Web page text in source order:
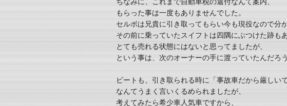
ちなみに、これまで自動車税の還付なんて案内、
もらった事は一度もありませんでした。
セルボは兄貴に引き取ってもらい今も現役なので分
その前に乗っていたスイフトは四隅にぶつけた跡もあ
とても売れる状態にはないと思ってましたが、
という事は、次のオーナーの手に渡っていたんだろ
ビートも、引き取られる時に「事故車だから厳しいで
なんてうまく言いくるめられましたが、
考えてみたら希少車人気車ですから、